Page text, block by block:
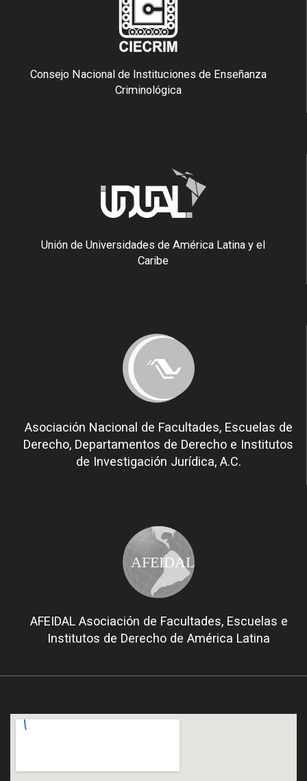
Consejo Nacional de Instituciones de Enseñanza
Criminológica
Unión de Universidades de América Latina y el
Caribe
Asociación Nacional de Facultades, Escuelas de
Derecho, Departamentos de Derecho e Institutos
de Investigación Jurídica, A.C.
AFEIDAL
AFEIDAL Asociación de Facultades, Escuelas e
Institutos de Derecho de América Latina